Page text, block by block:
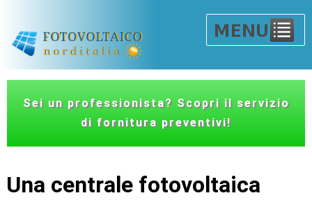
Sei un professionista? Scopri il servizio
di fornitura preventivi!
Una centrale fotovoltaica